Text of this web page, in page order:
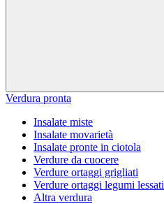
Verdura pronta
Insalate miste
Insalate movarietà
Insalate pronte in ciotola
Verdure da cuocere
Verdure ortaggi grigliati
Verdure ortaggi legumi lessati
Altra verdura